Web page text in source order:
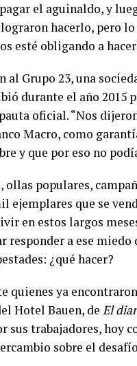
el aguinaldo, y
hacerlo, pero
esté obligando a
al Grupo 23, una
durante el año
oficial.“Nos
Macro, como
y que por eso no
populares,
ejemplares que se
en estos largos
responder a ese
¿qué hacer?
quienes ya
Hotel Bauen, de El
sus trabajadores, hoy
sobre el